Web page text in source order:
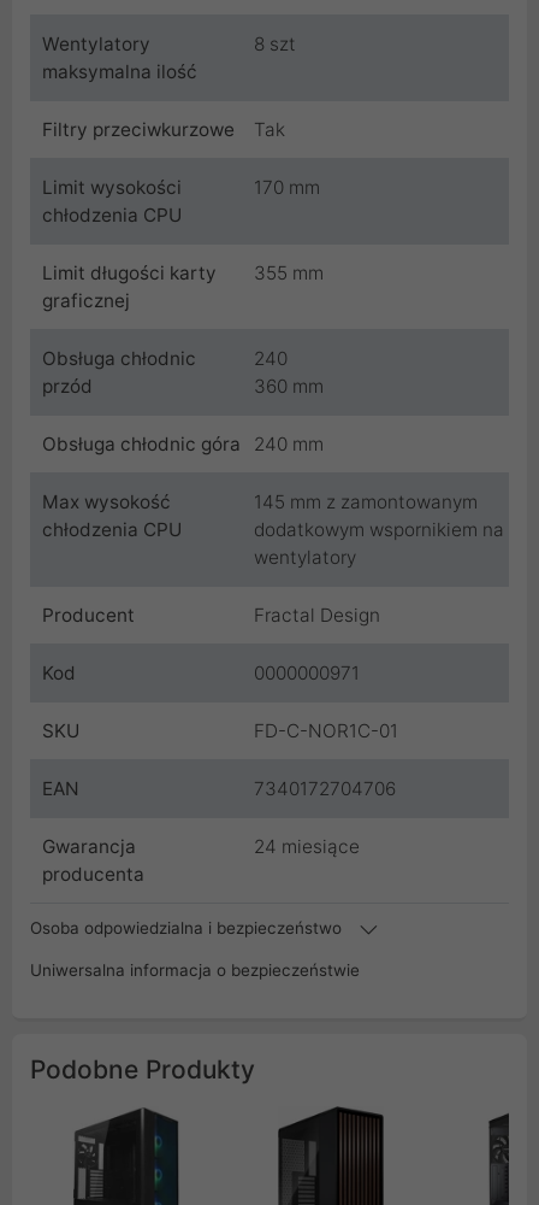
Wentylatory
maksymalna ilość
8 szt
Filtry przeciwkurzowe Tak
Limit wysokości
chłodzenia CPU
170 mm
Limit długości karty
graficznej
355 mm
Obsługa chłodnic
przód
240
360 mm
Obsługa chłodnic góra 240 mm
Max wysokość
chłodzenia CPU
145 mm z zamontowanym
dodatkowym wspornikiem na
wentylatory
Producent Fractal Design
Kod 0000000971
SKU FD-C-NOR1C-01
EAN 7340172704706
Gwarancja
producenta
24 miesiące
Osoba odpowiedzialna i bezpieczeństwo
Uniwersalna informacja o bezpieczeństwie
Podobne Produkty